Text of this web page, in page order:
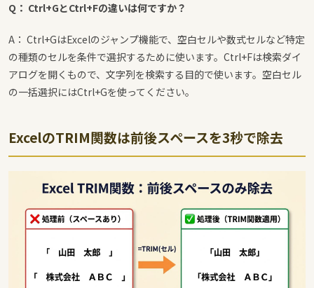
Q： Ctrl+GとCtrl+Fの違いは何ですか？
A： Ctrl+GはExcelのジャンプ機能で、空白セルや数式セルなど特定
の種類のセルを条件で選択するために使います。Ctrl+Fは検索ダイ
アログを開くもので、文字列を検索する目的で使います。空白セル
の一括選択にはCtrl+Gを使ってください。
ExcelのTRIM関数は前後スペースを3秒で除去